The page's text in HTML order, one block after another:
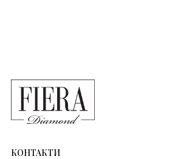
КОНТАКТИ